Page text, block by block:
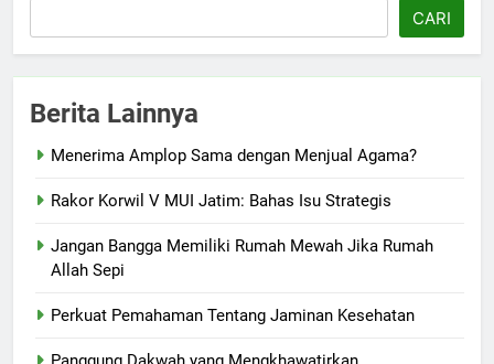
CARI
Berita Lainnya
Menerima Amplop Sama dengan Menjual Agama?
Rakor Korwil V MUI Jatim: Bahas Isu Strategis
Jangan Bangga Memiliki Rumah Mewah Jika Rumah
Allah Sepi
Perkuat Pemahaman Tentang Jaminan Kesehatan